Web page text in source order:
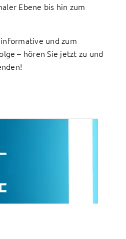
Ebene bis hin zum
und zum
– hören Sie jetzt zu und